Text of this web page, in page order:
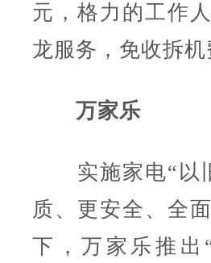
元，格力的工作
龙服务，免收拆
万家乐
实施家电“以旧
质、更安全、全
下，万家乐推